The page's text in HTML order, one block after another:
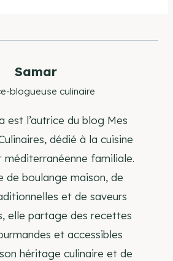
Samar
blogueuse culinaire
est l’autrice du blog Mes
dédié à la cuisine
méditerranéenne familiale.
de boulange maison, de
et de saveurs
elle partage des recettes
et accessibles
héritage culinaire et de